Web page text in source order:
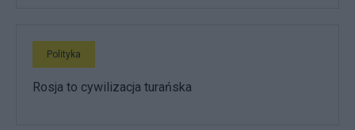
Polityka
Rosja to cywilizacja turańska